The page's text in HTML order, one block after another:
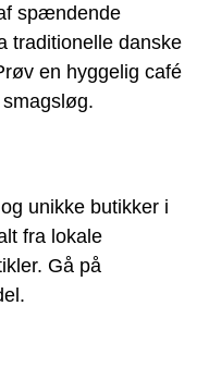
spændende
traditionelle danske
en hyggelig café
unikke butikker i
fra lokale
Gå på